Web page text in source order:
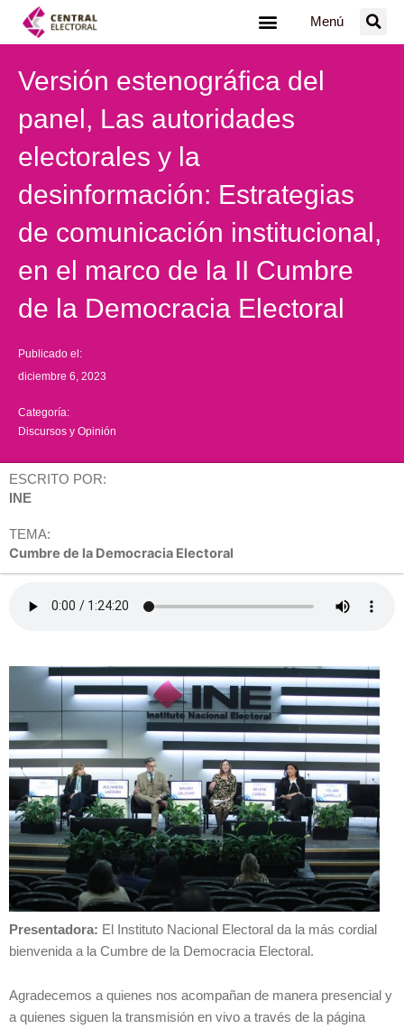
Menú
Versión estenográfica del
panel, Las autoridades
electorales y la
desinformación: Estrategias
de comunicación institucional,
en el marco de la II Cumbre
de la Democracia Electoral
Publicado el:
diciembre 6, 2023
Categoría:
Discursos y Opinión
ESCRITO POR:
INE
TEMA:
Cumbre de la Democracia Electoral
Presentadora: El Instituto Nacional Electoral da la más cordial
bienvenida a la Cumbre de la Democracia Electoral.
Agradecemos a quienes nos acompañan de manera presencial y
a quienes siguen la transmisión en vivo a través de la página